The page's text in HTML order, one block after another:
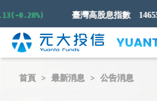
0.28%) 臺灣高股息指數 14655.27
首頁 最新消息 公告消息